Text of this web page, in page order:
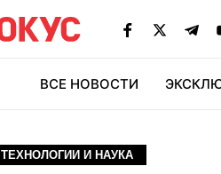
ВСЕ НОВОСТИ
ТЕХНОЛОГИИ И НАУКА